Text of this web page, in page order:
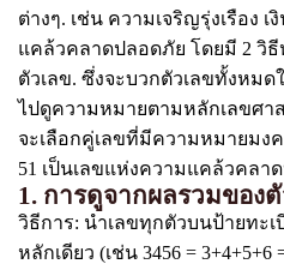
ต่างๆ. เช่น ความเจริญรุ่งเรือง
แคล้วคลาดปลอดภัย โดยมี 2 วิ
ตัวเลข. ซึ่งจะบวกตัวเลขทั้งหมด
ไปดูความหมายตามหลักเลขศา
จะเลือกคู่เลขที่มีความหมายมง
51 เป็นเลขแห่งความแคล้วคลา
1. การดูจากผลรวมของ
วิธีการ: นำเลขทุกตัวบนป้ายทะ
หลักเดียว (เช่น 3456 = 3+4+5+6